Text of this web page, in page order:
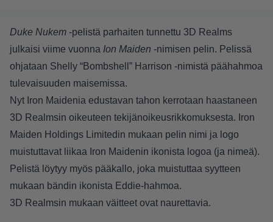
Duke Nukem -pelistä parhaiten tunnettu 3D Realms
julkaisi viime vuonna Ion Maiden -nimisen pelin. Pelissä
ohjataan Shelly “Bombshell” Harrison -nimistä päähahmoa
tulevaisuuden maisemissa.
Nyt Iron Maidenia edustavan tahon kerrotaan haastaneen
3D Realmsin oikeuteen tekijänoikeusrikkomuksesta. Iron
Maiden Holdings Limitedin mukaan pelin nimi ja logo
muistuttavat liikaa Iron Maidenin ikonista logoa (ja nimeä).
Pelistä löytyy myös pääkallo, joka muistuttaa syytteen
mukaan bändin ikonista Eddie-hahmoa.
3D Realmsin mukaan väitteet ovat naurettavia.